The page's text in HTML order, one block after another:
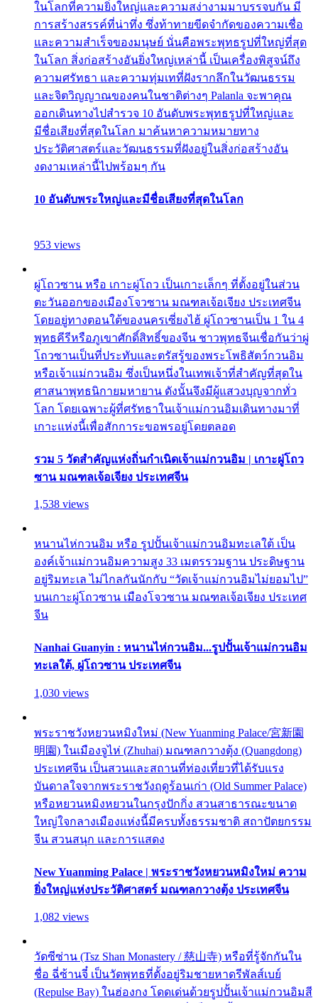
ในโลกที่ความยิ่งใหญ่และความสง่างามมาบรรจบกัน มี
การสร้างสรรค์ที่น่าทึ่ง ซึ่งท้าทายขีดจำกัดของความเชื่อ
และความสำเร็จของมนุษย์ นั่นคือพระพุทธรูปที่ใหญ่ที่สุด
ในโลก สิ่งก่อสร้างอันยิ่งใหญ่เหล่านี้ เป็นเครื่องพิสูจน์ถึง
ความศรัทธา และความทุ่มเทที่ฝังรากลึกในวัฒนธรรม
และจิตวิญญาณของคนในชาติต่างๆ Palanla จะพาคุณ
ออกเดินทางไปสำรวจ 10 อันดับพระพุทธรูปที่ใหญ่และ
มีชื่อเสียงที่สุดในโลก มาค้นหาความหมายทาง
ประวัติศาสตร์และวัฒนธรรมที่ฝังอยู่ในสิ่งก่อสร้างอัน
งดงามเหล่านี้ไปพร้อมๆ กัน
10 อันดับพระใหญ่และมีชื่อเสียงที่สุดในโลก
953 views
ผู่โถวซาน หรือ เกาะผู่โถว เป็นเกาะเล็กๆ ที่ตั้งอยู่ในส่วน
ตะวันออกของเมืองโจวซาน มณฑลเจ้อเจียง ประเทศจีน
โดยอยู่ทางตอนใต้ของนครเซี่ยงไฮ้ ผู่โถวซานเป็น 1 ใน 4
พุทธคีรีหรือภูเขาศักดิ์สิทธิ์ของจีน ชาวพุทธจีนเชื่อกันว่าผู่
โถวซานเป็นที่ประทับและตรัสรู้ของพระโพธิสัตว์กวนอิม
หรือเจ้าแม่กวนอิม ซึ่งเป็นหนึ่งในเทพเจ้าที่สำคัญที่สุดใน
ศาสนาพุทธนิกายมหายาน ดังนั้นจึงมีผู้แสวงบุญจากทั่ว
โลก โดยเฉพาะผู้ที่ศรัทธาในเจ้าแม่กวนอิมเดินทางมาที่
เกาะแห่งนี้เพื่อสักการะขอพรอยู่โดยตลอด
รวม 5 วัดสำคัญแห่งถิ่นกำเนิดเจ้าแม่กวนอิม | เกาะผู่โถว
ซาน มณฑลเจ้อเจียง ประเทศจีน
1,538 views
หนานไห่กวนอิม หรือ รูปปั้นเจ้าแม่กวนอิมทะเลใต้ เป็น
องค์เจ้าแม่กวนอิมความสูง 33 เมตรรวมฐาน ประดิษฐาน
อยู่ริมทะเล ไม่ไกลกันนักกับ “วัดเจ้าแม่กวนอิมไม่ยอมไป”
บนเกาะผู่โถวซาน เมืองโจวซาน มณฑลเจ้อเจียง ประเทศ
จีน
Nanhai Guanyin : หนานไห่กวนอิม...รูปปั้นเจ้าแม่กวนอิม
ทะเลใต้, ผู่โถวซาน ประเทศจีน
1,030 views
พระราชวังหยวนหมิงใหม่ (New Yuanming Palace/宮新園
明園) ในเมืองจูไห่ (Zhuhai) มณฑลกวางตุ้ง (Quangdong)
ประเทศจีน เป็นสวนและสถานที่ท่องเที่ยวที่ได้รับแรง
บันดาลใจจากพระราชวังฤดูร้อนเก่า (Old Summer Palace)
หรือหยวนหมิงหยวนในกรุงปักกิ่ง สวนสาธารณะขนาด
ใหญ่ใจกลางเมืองแห่งนี้มีครบทั้งธรรมชาติ สถาปัตยกรรม
จีน สวนสนุก และการแสดง
New Yuanming Palace | พระราชวังหยวนหมิงใหม่ ความ
ยิ่งใหญ่แห่งประวัติศาสตร์ มณฑลกวางตุ้ง ประเทศจีน
1,082 views
วัดซีซ่าน (Tsz Shan Monastery / 慈山寺) หรือที่รู้จักกันใน
ชื่อ ฉี่ซ้านจี๋ เป็นวัดพุทธที่ตั้งอยู่ริมชายหาดรีพัลส์เบย์
(Repulse Bay) ในฮ่องกง โดดเด่นด้วยรูปปั้นเจ้าแม่กวนอิมสี